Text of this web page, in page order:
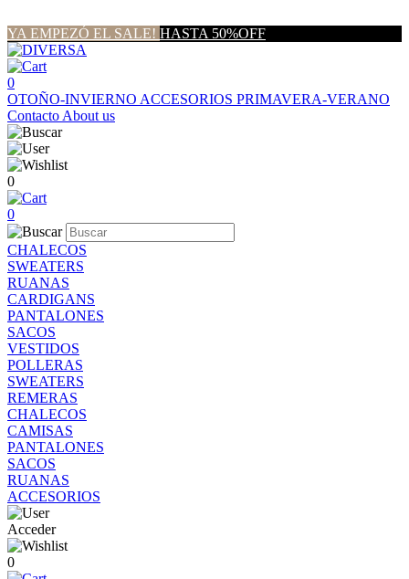
YA EMPEZÓ EL SALE! HASTA 50%OFF
0
OTOÑO-INVIERNO ACCESORIOS PRIMAVERA-VERANO
Contacto About us
0
0
CHALECOS
SWEATERS
RUANAS
CARDIGANS
PANTALONES
SACOS
VESTIDOS
POLLERAS
SWEATERS
REMERAS
CHALECOS
CAMISAS
PANTALONES
SACOS
RUANAS
ACCESORIOS
Acceder
0